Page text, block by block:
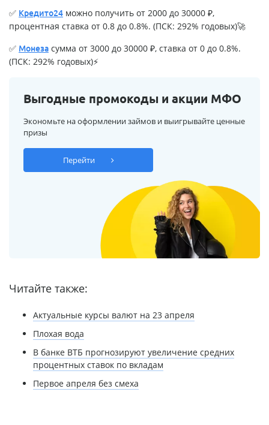
✅ Кредито24 можно получить от 2000 до 30000 ₽,
процентная ставка от 0.8 до 0.8%. (ПСК: 292% годовых)🚀
✅ Монеза сумма от 3000 до 30000 ₽, ставка от 0 до 0.8%.
(ПСК: 292% годовых)⚡
Выгодные промокоды и акции МФО
Экономьте на оформлении займов и выигрывайте ценные
призы
Перейти
Читайте также:
Актуальные курсы валют на 23 апреля
Плохая вода
В банке ВТБ прогнозируют увеличение средних
процентных ставок по вкладам
Первое апреля без смеха